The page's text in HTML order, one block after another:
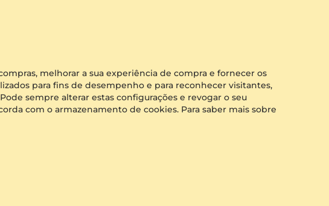
melhorar a sua experiência de compra e fornecer os
para fins de desempenho e para reconhecer visitantes,
sempre alterar estas configurações e revogar o seu
com o armazenamento de cookies. Para saber mais sobre